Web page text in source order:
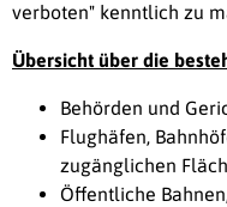
verboten" kenntlich zu
Übersicht über die
Behörden und
Flughäfen,
zugänglichen
Öffentliche